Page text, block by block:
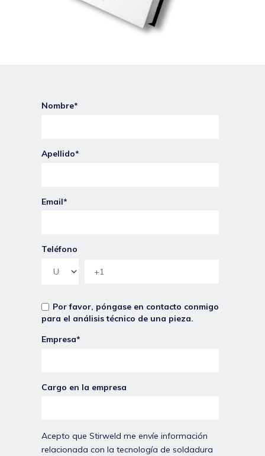
Nombre*
Apellido*
Email*
Teléfono
Por favor, póngase en contacto conmigo
para el análisis técnico de una pieza.
Empresa*
Cargo en la empresa
Acepto que Stirweld me envíe información
relacionada con la tecnología de soldadura